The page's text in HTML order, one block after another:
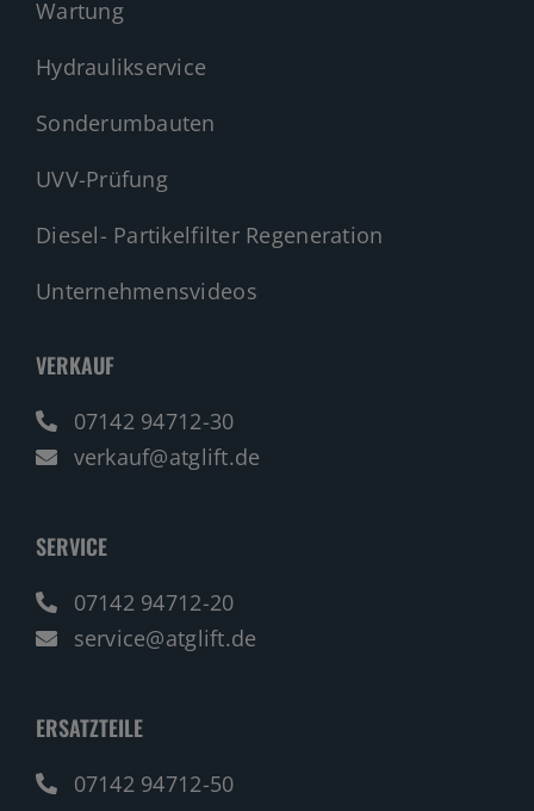
Wartung
Hydraulikservice
Sonderumbauten
UVV-Prüfung
Diesel- Partikelfilter Regeneration
Unternehmensvideos
VERKAUF
07142 94712-30
verkauf@atglift.de
SERVICE
07142 94712-20
service@atglift.de
ERSATZTEILE
07142 94712-50